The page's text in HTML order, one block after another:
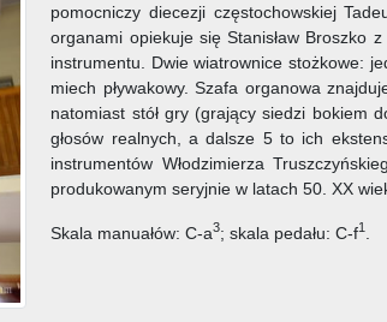
pomocniczy diecezji częstochowskiej
organami opiekuje się Stanisław Broszko
instrumentu. Dwie wiatrownice stożkowe:
miech pływakowy. Szafa organowa
natomiast stół gry (grający siedzi bokiem
głosów realnych, a dalsze 5 to ich
instrumentów Włodzimierza
produkowanym seryjnie w latach 50. XX
Skala manuałów: C-a3; skala pedału: C-f1